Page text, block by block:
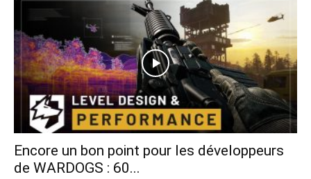
Encore un bon point pour les développeurs
de WARDOGS : 60...